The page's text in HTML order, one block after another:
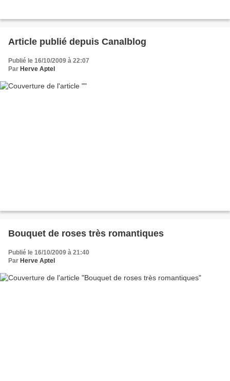
Article publié depuis Canalblog
Publié le 16/10/2009 à 22:07
Par Herve Aptel
Bouquet de roses très romantiques
Publié le 16/10/2009 à 21:40
Par Herve Aptel